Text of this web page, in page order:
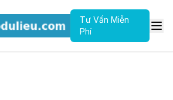
Tư Vấn Miễn
Phí